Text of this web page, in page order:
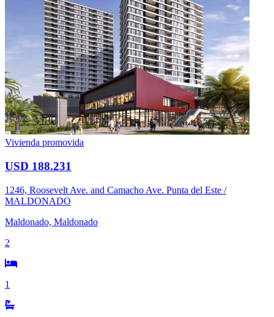
Vivienda promovida
USD 188.231
1246, Roosevelt Ave. and Camacho Ave. Punta del Este /
MALDONADO
Maldonado, Maldonado
2
1